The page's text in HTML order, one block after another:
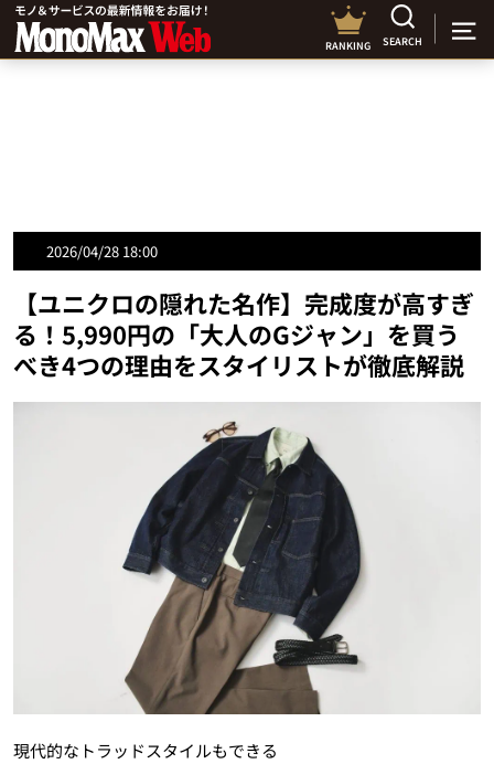
RANKING SEARCH
2026/04/28 18:00
【ユニクロの隠れた名作】完成度が高すぎ
る！5,990円の「大人のGジャン」を買う
べき4つの理由をスタイリストが徹底解説
現代的なトラッドスタイルもできる